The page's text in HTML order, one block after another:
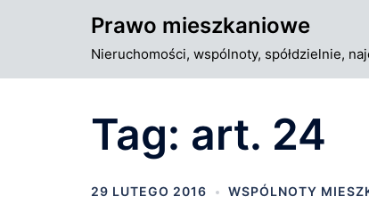
Prawo mieszkaniowe
Nieruchomości, wspólnoty, spółdzielnie,
Tag: art. 24
29 LUTEGO 2016 WSPÓLNOTY